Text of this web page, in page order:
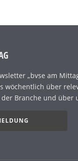
„bvse am
wöchentlich über
Branche und über